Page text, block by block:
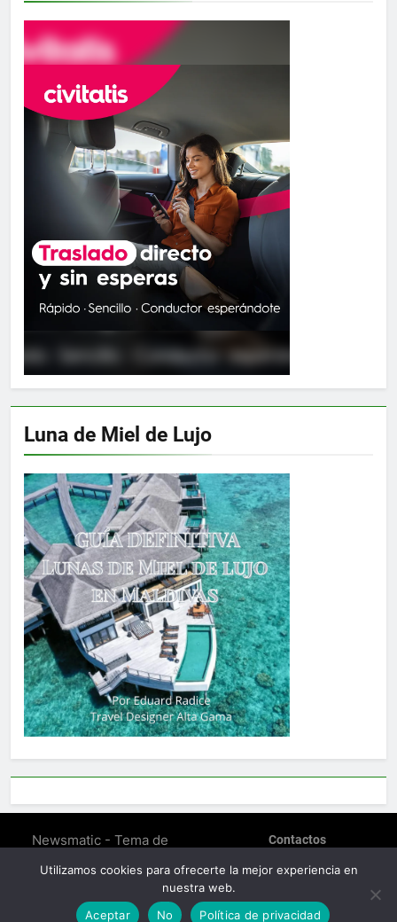
Luna de Miel de Lujo
Newsmatic - Tema de
2026. Funciona gracias a
BlazeThemes
Contactos
SOBRE EDUARD RADICE –
Política De Cookies (EU)
Utilizamos cookies para ofrecerte la mejor experiencia en
nuestra web.
Aceptar
No Política de privacidad